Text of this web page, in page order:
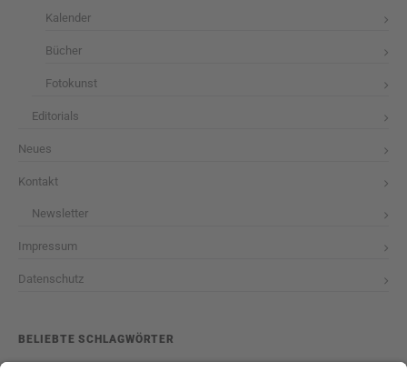
Kalender
Bücher
Fotokunst
Editorials
Neues
Kontakt
Newsletter
Impressum
Datenschutz
BELIEBTE SCHLAGWÖRTER